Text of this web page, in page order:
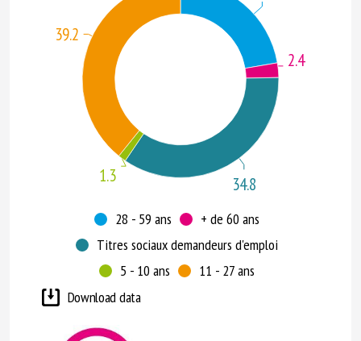
28 - 59 ans
+ de 60 ans
Titres sociaux demandeurs d'emploi
5 - 10 ans
11 - 27 ans
2.4
34.8
1.3
39.2
Download data